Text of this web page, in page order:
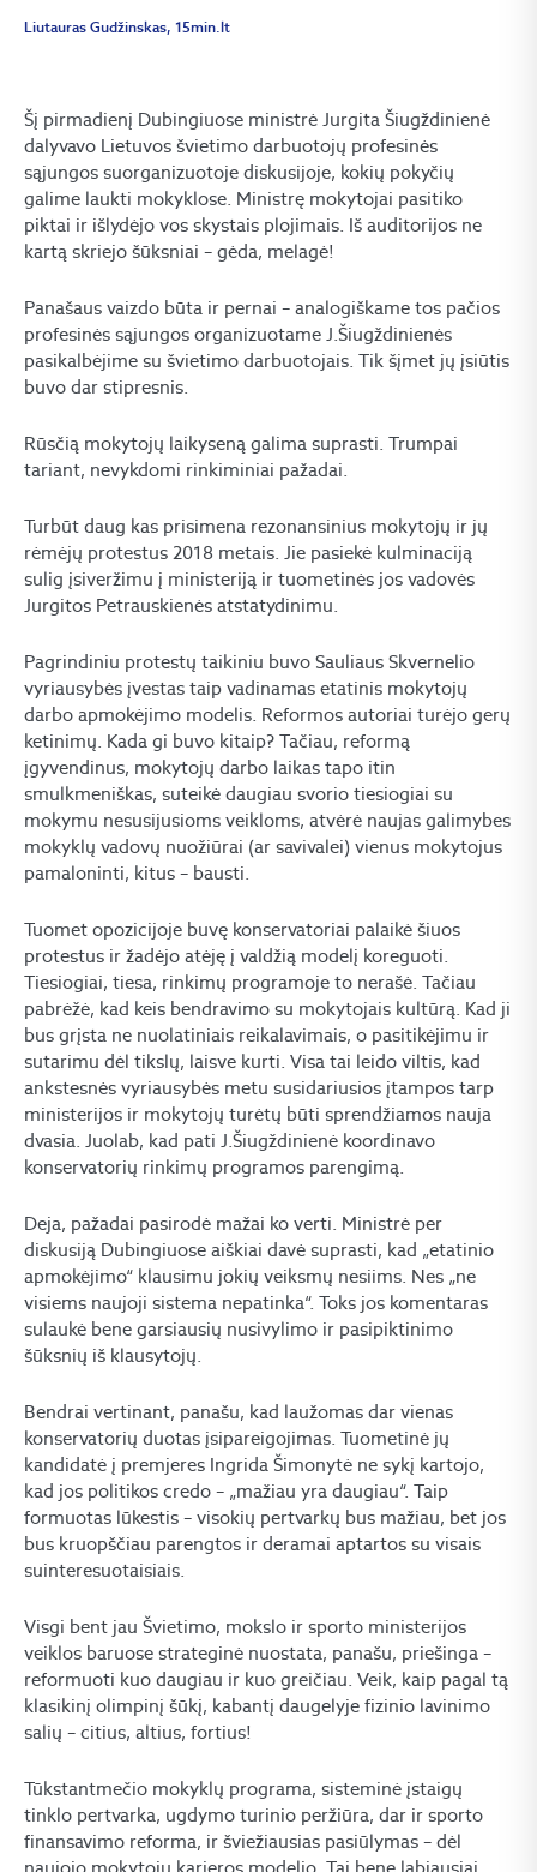
Liutauras Gudžinskas, 15min.lt
Šį pirmadienį Dubingiuose ministrė Jurgita Šiugždinienė
dalyvavo Lietuvos švietimo darbuotojų profesinės
sąjungos suorganizuotoje diskusijoje, kokių pokyčių
galime laukti mokyklose. Ministrę mokytojai pasitiko
piktai ir išlydėjo vos skystais plojimais. Iš auditorijos ne
kartą skriejo šūksniai – gėda, melagė!
Panašaus vaizdo būta ir pernai – analogiškame tos pačios
profesinės sąjungos organizuotame J.Šiugždinienės
pasikalbėjime su švietimo darbuotojais. Tik šįmet jų įsiūtis
buvo dar stipresnis.
Rūsčią mokytojų laikyseną galima suprasti. Trumpai
tariant, nevykdomi rinkiminiai pažadai.
Turbūt daug kas prisimena rezonansinius mokytojų ir jų
rėmėjų protestus 2018 metais. Jie pasiekė kulminaciją
sulig įsiveržimu į ministeriją ir tuometinės jos vadovės
Jurgitos Petrauskienės atstatydinimu.
Pagrindiniu protestų taikiniu buvo Sauliaus Skvernelio
vyriausybės įvestas taip vadinamas etatinis mokytojų
darbo apmokėjimo modelis. Reformos autoriai turėjo gerų
ketinimų. Kada gi buvo kitaip? Tačiau, reformą
įgyvendinus, mokytojų darbo laikas tapo itin
smulkmeniškas, suteikė daugiau svorio tiesiogiai su
mokymu nesusijusioms veikloms, atvėrė naujas galimybes
mokyklų vadovų nuožiūrai (ar savivalei) vienus mokytojus
pamaloninti, kitus – bausti.
Tuomet opozicijoje buvę konservatoriai palaikė šiuos
protestus ir žadėjo atėję į valdžią modelį koreguoti.
Tiesiogiai, tiesa, rinkimų programoje to nerašė. Tačiau
pabrėžė, kad keis bendravimo su mokytojais kultūrą. Kad ji
bus grįsta ne nuolatiniais reikalavimais, o pasitikėjimu ir
sutarimu dėl tikslų, laisve kurti. Visa tai leido viltis, kad
ankstesnės vyriausybės metu susidariusios įtampos tarp
ministerijos ir mokytojų turėtų būti sprendžiamos nauja
dvasia. Juolab, kad pati J.Šiugždinienė koordinavo
konservatorių rinkimų programos parengimą.
Deja, pažadai pasirodė mažai ko verti. Ministrė per
diskusiją Dubingiuose aiškiai davė suprasti, kad „etatinio
apmokėjimo“ klausimu jokių veiksmų nesiims. Nes „ne
visiems naujoji sistema nepatinka“. Toks jos komentaras
sulaukė bene garsiausių nusivylimo ir pasipiktinimo
šūksnių iš klausytojų.
Bendrai vertinant, panašu, kad laužomas dar vienas
konservatorių duotas įsipareigojimas. Tuometinė jų
kandidatė į premjeres Ingrida Šimonytė ne sykį kartojo,
kad jos politikos credo – „mažiau yra daugiau“. Taip
formuotas lūkestis – visokių pertvarkų bus mažiau, bet jos
bus kruopščiau parengtos ir deramai aptartos su visais
suinteresuotaisiais.
Visgi bent jau Švietimo, mokslo ir sporto ministerijos
veiklos baruose strateginė nuostata, panašu, priešinga –
reformuoti kuo daugiau ir kuo greičiau. Veik, kaip pagal tą
klasikinį olimpinį šūkį, kabantį daugelyje fizinio lavinimo
salių – citius, altius, fortius!
Tūkstantmečio mokyklų programa, sisteminė įstaigų
tinklo pertvarka, ugdymo turinio peržiūra, dar ir sporto
finansavimo reforma, ir šviežiausias pasiūlymas – dėl